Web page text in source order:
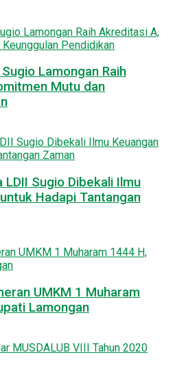
Lamongan Raih
Mutu dan
LDII Sugio Dibekali Ilmu
Hadapi Tantangan
UMKM 1 Muharam
Lamongan